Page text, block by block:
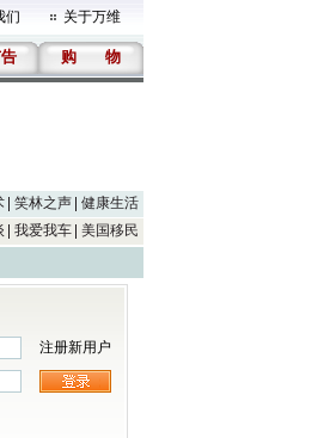
们 关于万维
购 物
笑林之声
健康生活
我爱我车 美国移民
注册新用户